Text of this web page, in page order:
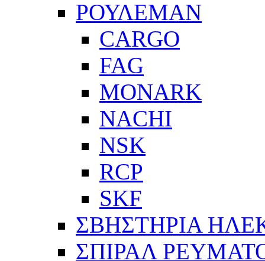
ΡΟΥΛΕΜΑΝ
CARGO
FAG
MONARK
NACHI
NSK
RCP
SKF
ΣΒΗΣΤΗΡΙΑ
ΣΠΙΡΑΛ